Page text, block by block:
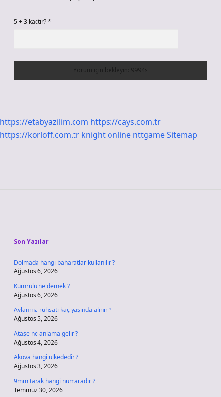
5 + 3 kaçtır?*
https://etabyazilim.com https://cays.com.tr
https://korloff.com.tr knight online nttgameSitemap
Son Yazılar
Dolmada hangi baharatlar kullanılır ?
Ağustos 6, 2026
Kumrulu ne demek ?
Ağustos 6, 2026
Avlanma ruhsatı kaç yaşında alınır ?
Ağustos 5, 2026
Ataşe ne anlama gelir ?
Ağustos 4, 2026
Akova hangi ülkededir ?
Ağustos 3, 2026
9mm tarak hangi numaradır ?
Temmuz 30, 2026